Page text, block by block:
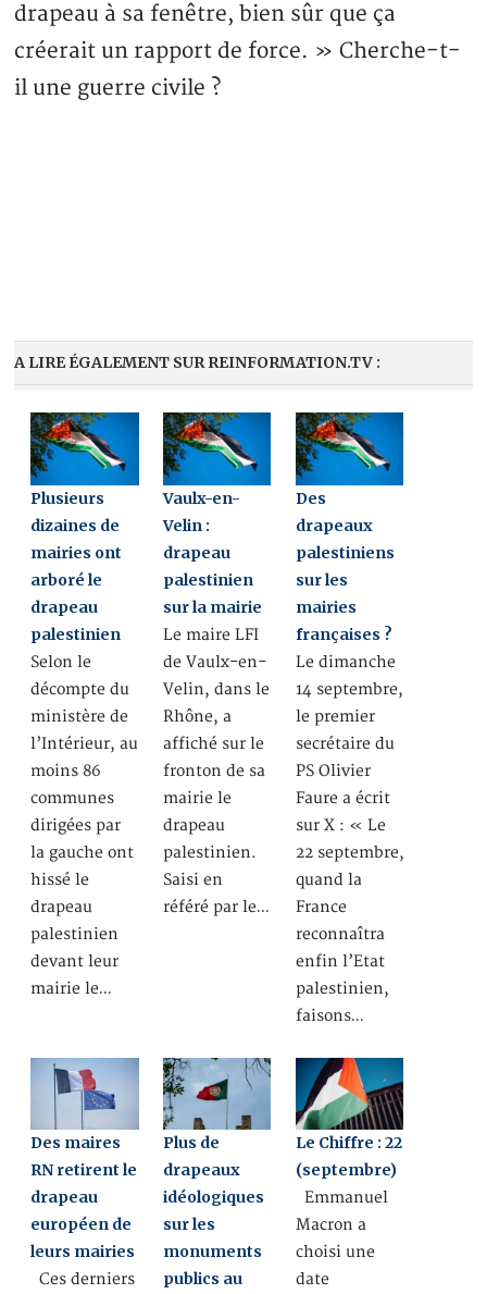
drapeau à sa fenêtre, bien sûr que ça
créerait un rapport de force. » Cherche-t-
il une guerre civile ?
A LIRE ÉGALEMENT SUR REINFORMATION.TV :
Plusieurs
dizaines de
mairies ont
arboré le
drapeau
palestinien
Selon le
décompte du
ministère de
l’Intérieur, au
moins 86
communes
dirigées par
la gauche ont
hissé le
drapeau
palestinien
devant leur
mairie le…
Vaulx-en-
Velin :
drapeau
palestinien
sur la mairie
Le maire LFI
de Vaulx-en-
Velin, dans le
Rhône, a
affiché sur le
fronton de sa
mairie le
drapeau
palestinien.
Saisi en
référé par le…
Des
drapeaux
palestiniens
sur les
mairies
françaises ?
Le dimanche
14 septembre,
le premier
secrétaire du
PS Olivier
Faure a écrit
sur X : « Le
22 septembre,
quand la
France
reconnaîtra
enfin l’Etat
palestinien,
faisons…
Des maires
RN retirent le
drapeau
européen de
leurs mairies
Ces derniers
Plus de
drapeaux
idéologiques
sur les
monuments
publics au
Le Chiffre : 22
(septembre)
Emmanuel
Macron a
choisi une
date